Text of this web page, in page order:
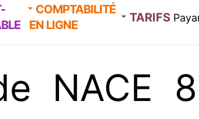
COMPTABILITÉ
EN LIGNE
TARIFS
NACE